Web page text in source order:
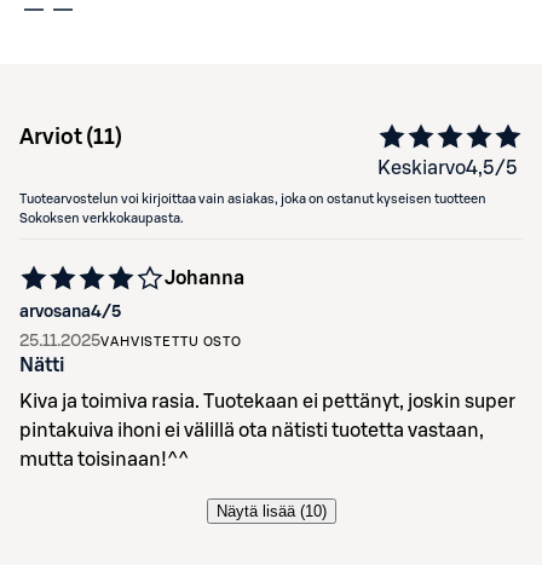
Arviot (11)
Keskiarvo4,5/5
Tuotearvostelun voi kirjoittaa vain asiakas, joka on ostanut kyseisen tuotteen
Sokoksen verkkokaupasta.
arvosana4/5
Johanna
25.11.2025VAHVISTETTU OSTO
Nätti
Kiva ja toimiva rasia. Tuotekaan ei pettänyt, joskin super
pintakuiva ihoni ei välillä ota nätisti tuotetta vastaan,
mutta toisinaan!^^
Näytä lisää (10)